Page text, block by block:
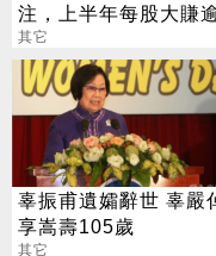
注，上半年每股大賺
元，股價跳空漲停鎖住
其它
辜振甫遺孀辭世 辜嚴
享嵩壽105歲
其它